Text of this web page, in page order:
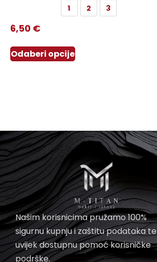
1 2 3
6,50 €
Odaberi opcije
Našim korisnicima pružamo 100%
sigurnu kupnju i zaštitu podataka te
uvijek dostupnu pomoć korisničke
podrške.